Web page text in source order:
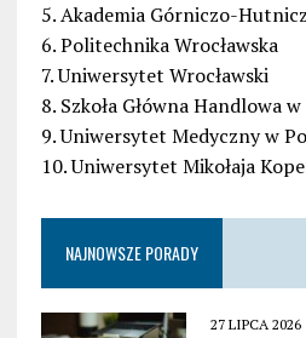
5. Akademia Górniczo-
6. Politechnika Wrocławska
7. Uniwersytet Wrocławski
8. Szkoła Główna Handlowa
9. Uniwersytet Medyczny w
10. Uniwersytet Mikołaja
NAJNOWSZE PORADY
27 LIPCA 2026